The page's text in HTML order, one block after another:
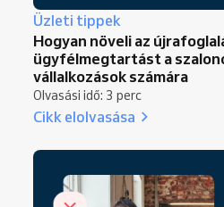
Üzleti tippek
Hogyan növeli az
ügyfélmegtartást a
vállalkozások számára
Olvasási idő: 3 perc
Cikk elolvasása